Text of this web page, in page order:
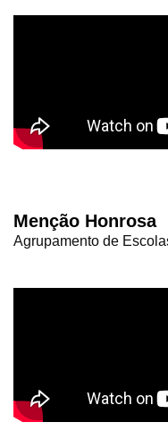
Menção Honrosa
Agrupamento de